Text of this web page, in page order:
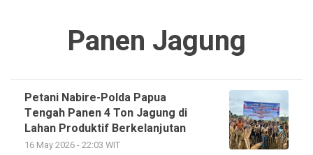
Panen Jagung
Petani Nabire-Polda Papua
Tengah Panen 4 Ton Jagung di
Lahan Produktif Berkelanjutan
16 May 2026 - 22:03 WIT